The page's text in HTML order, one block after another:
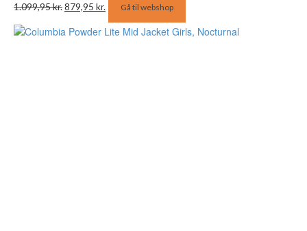
1.099,95kr.oprindelige
pris
var:
879,95 kr.aktuelle
pris
er:
Gå til webshop